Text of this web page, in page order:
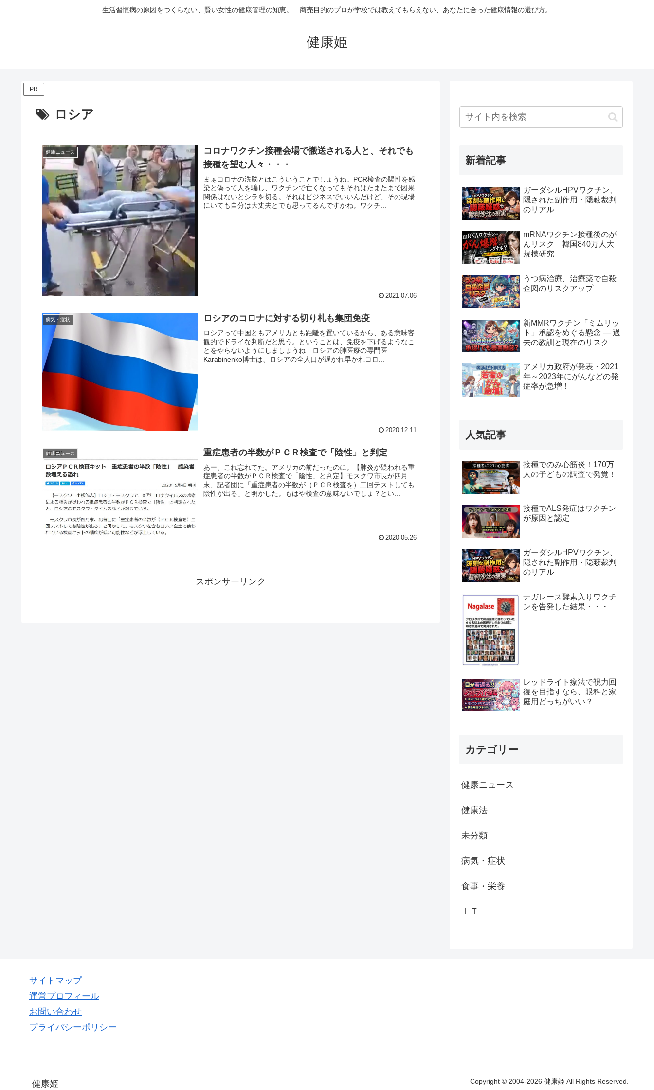
生活習慣病の原因をつくらない、賢い女性の健康管理の知恵。 商売目的のプロが学校では教えてもらえない、あなたに合った健康情報の選び方。
健康姫
PR
ロシア
健康ニュース
コロナワクチン接種会場で搬送される人と、それでも
接種を望む人々・・・
まぁコロナの洗脳とはこういうことでしょうね。PCR検査の陽性を感
染と偽って人を騙し、ワクチンで亡くなってもそれはたまたまで因果
関係はないとシラを切る。それはビジネスでいいんだけど、その現場
にいても自分は大丈夫とでも思ってるんですかね。ワクチ...
2021.07.06
病気・症状 ロシアのコロナに対する切り札も集団免疫
ロシアって中国ともアメリカとも距離を置いているから、ある意味客
観的でドライな判断だと思う。ということは、免疫を下げるようなこ
とをやらないようにしましょうね！ロシアの肺医療の専門医
Karabinenko博士は、ロシアの全人口が遅かれ早かれコロ...
2020.12.11
健康ニュース 重症患者の半数がＰＣＲ検査で「陰性」と判定
あー、これ忘れてた。アメリカの前だったのに。【肺炎が疑われる重
症患者の半数がＰＣＲ検査で「陰性」と判定】モスクワ市長が四月
末、記者団に「重症患者の半数が（ＰＣＲ検査を）二回テストしても
陰性が出る」と明かした。もはや検査の意味ないでしょ？とい...
2020.05.26
スポンサーリンク
新着記事
ガーダシルHPVワクチン、
隠された副作用・隠蔽裁判
のリアル
mRNAワクチン接種後のが
んリスク 韓国840万人大
規模研究
うつ病治療、治療薬で自殺
企図のリスクアップ
新MMRワクチン「ミムリッ
ト」承認をめぐる懸念 — 過
去の教訓と現在のリスク
アメリカ政府が発表・2021
年～2023年にがんなどの発
症率が急増！
人気記事
接種でのみ心筋炎！170万
人の子どもの調査で発覚！
接種でALS発症はワクチン
が原因と認定
ガーダシルHPVワクチン、
隠された副作用・隠蔽裁判
のリアル
ナガレース酵素入りワクチ
ンを告発した結果・・・
レッドライト療法で視力回
復を目指すなら、眼科と家
庭用どっちがいい？
カテゴリー
健康ニュース
健康法
未分類
病気・症状
食事・栄養
ＩＴ
サイトマップ
運営プロフィール
お問い合わせ
プライバシーポリシー
健康姫 Copyright © 2004-2026 健康姫 All Rights Reserved.